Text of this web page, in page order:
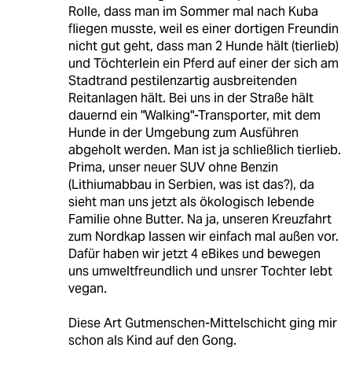
Rolle, dass man im Sommer mal nach Kuba
fliegen musste, weil es einer dortigen Freundin
nicht gut geht, dass man 2 Hunde hält (tierlieb)
und Töchterlein ein Pferd auf einer der sich am
Stadtrand pestilenzartig ausbreitenden
Reitanlagen hält. Bei uns in der Straße hält
dauernd ein "Walking"-Transporter, mit dem
Hunde in der Umgebung zum Ausführen
abgeholt werden. Man ist ja schließlich tierlieb.
Prima, unser neuer SUV ohne Benzin
(Lithiumabbau in Serbien, was ist das?), da
sieht man uns jetzt als ökologisch lebende
Familie ohne Butter. Na ja, unseren Kreuzfahrt
zum Nordkap lassen wir einfach mal außen vor.
Dafür haben wir jetzt 4 eBikes und bewegen
uns umweltfreundlich und unsrer Tochter lebt
vegan.
Diese Art Gutmenschen-Mittelschicht ging mir
schon als Kind auf den Gong.